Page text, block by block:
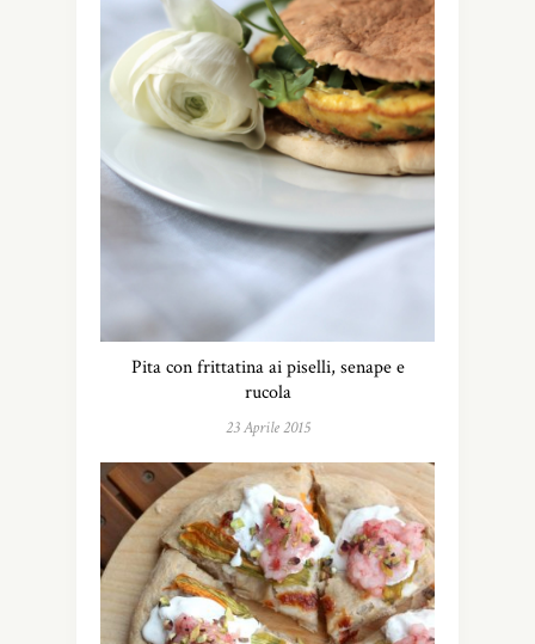
Pita con frittatina ai piselli, senape e
rucola
23 Aprile 2015